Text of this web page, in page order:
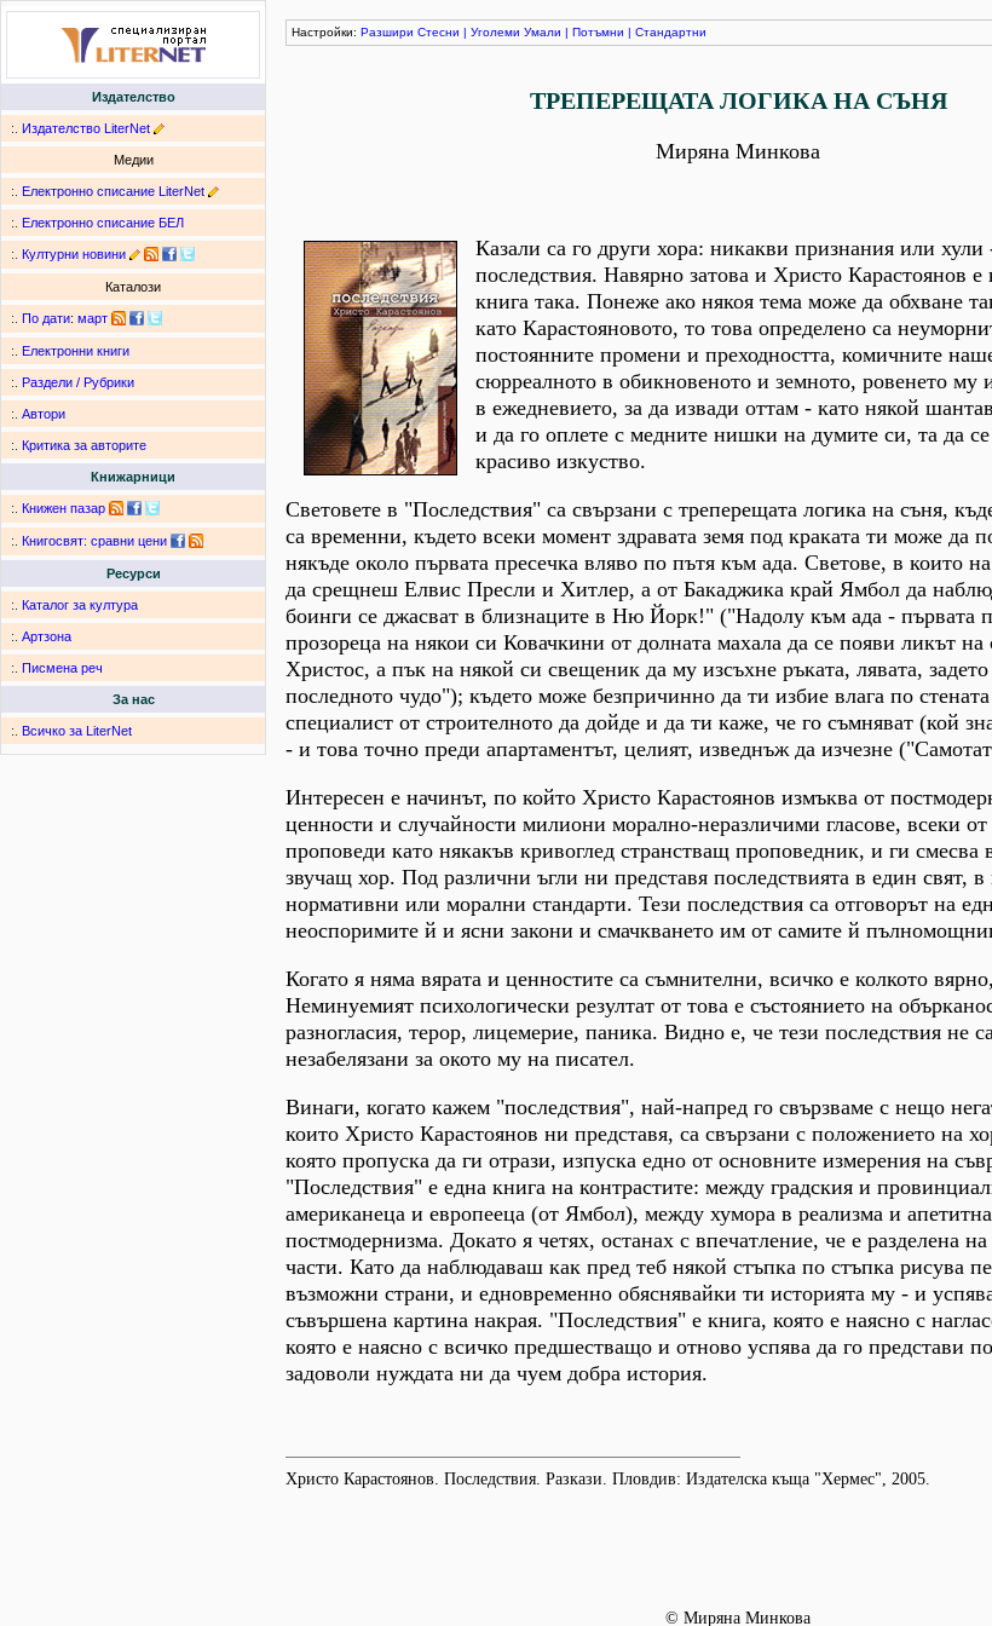
Издателство
:. Издателство LiterNet
Медии
:. Електронно списание LiterNet
:. Електронно списание БЕЛ
:. Културни новини
Каталози
:. По дати: март
:. Електронни книги
:. Раздели / Рубрики
:. Автори
:. Критика за авторите
Книжарници
:. Книжен пазар
:. Книгосвят: сравни цени
Ресурси
:. Каталог за култура
:. Артзона
:. Писмена реч
За нас
:. Всичко за LiterNet
Настройки: Разшири Стесни | Уголеми Умали | Потъмни | Стандартни
ТРЕПЕРЕЩАТА ЛОГИКА НА СЪНЯ
Миряна Минкова
Казали са го други хора: никакви признания или
последствия. Навярно затова и Христо Карастоянов е
книга така. Понеже ако някоя тема може да обхване
като Карастояновото, то това определено са
постоянните промени и преходността, комичните
сюрреалното в обикновеното и земното, ровенето му
в ежедневието, за да извади оттам - като някой
и да го оплете с медните нишки на думите си, та да
красиво изкуство.
Световете в "Последствия" са свързани с треперещата логика на съня,
са временни, където всеки момент здравата земя под краката ти може да
някъде около първата пресечка вляво по пътя към ада. Светове, в които
да срещнеш Елвис Пресли и Хитлер, а от Бакаджика край Ямбол да
боинги се джасват в близнаците в Ню Йорк!" ("Надолу към ада - първата
прозореца на някои си Ковачкини от долната махала да се появи ликът
Христос, а пък на някой си свещеник да му изсъхне ръката, лявата,
последното чудо"); където може безпричинно да ти избие влага по
специалист от строителното да дойде и да ти каже, че го съмняват (кой
- и това точно преди апартаментът, целият, изведнъж да изчезне
Интересен е начинът, по който Христо Карастоянов измъква от
ценности и случайности милиони морално-неразличими гласове, всеки
проповеди като някакъв кривоглед странстващ проповедник, и ги
звучащ хор. Под различни ъгли ни представя последствията в един свят,
нормативни или морални стандарти. Тези последствия са отговорът на
неоспоримите й и ясни закони и смачкването им от самите й
Когато я няма вярата и ценностите са съмнителни, всичко е колкото
Неминуемият психологически резултат от това е състоянието на
разногласия, терор, лицемерие, паника. Видно е, че тези последствия не
незабелязани за окото му на писател.
Винаги, когато кажем "последствия", най-напред го свързваме с нещо
които Христо Карастоянов ни представя, са свързани с положението на
която пропуска да ги отрази, изпуска едно от основните измерения на
"Последствия" е една книга на контрастите: между градския и
американеца и европееца (от Ямбол), между хумора в реализма и
постмодернизма. Докато я четях, останах с впечатление, че е разделена
части. Като да наблюдаваш как пред теб някой стъпка по стъпка рисува
възможни страни, и едновременно обяснявайки ти историята му - и
съвършена картина накрая. "Последствия" е книга, която е наясно с
която е наясно с всичко предшестващо и отново успява да го представи
задоволи нуждата ни да чуем добра история.
Христо Карастоянов. Последствия. Разкази. Пловдив: Издателска къща "Хермес", 2005.
© Миряна Минкова